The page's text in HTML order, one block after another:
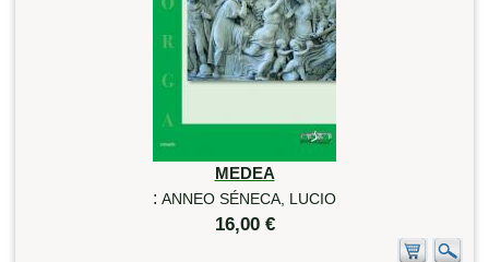
MEDEA
: ANNEO SÉNECA, LUCIO
16,00 €